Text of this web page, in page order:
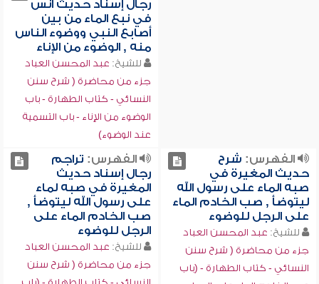
رجال إسناد حديث أنس
في نبع الماء من بين
أصابع النبي ووضوء الناس
منه , الوضوء من الإناء
للشيخ: عبد المحسن العباد
جزء من محاضرة ( شرح سنن
النسائي - كتاب الطهارة - باب
الوضوء من الإناء - باب التسمية
عند الوضوء)
الفهرس: شرح
حديث المغيرة في
صبه الماء على رسول الله
ليتوضأ , صب الخادم الماء
على الرجل للوضوء
للشيخ: عبد المحسن العباد
جزء من محاضرة ( شرح سنن
النسائي - كتاب الطهارة - (باب
الفهرس: تراجم
رجال إسناد حديث
المغيرة في صبه لماء
على رسول الله ليتوضأ ,
صب الخادم الماء على
الرجل للوضوء
للشيخ: عبد المحسن العباد
جزء من محاضرة ( شرح سنن